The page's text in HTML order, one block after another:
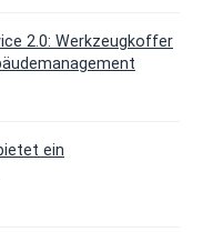
2.0: Werkzeugkoffer
ein